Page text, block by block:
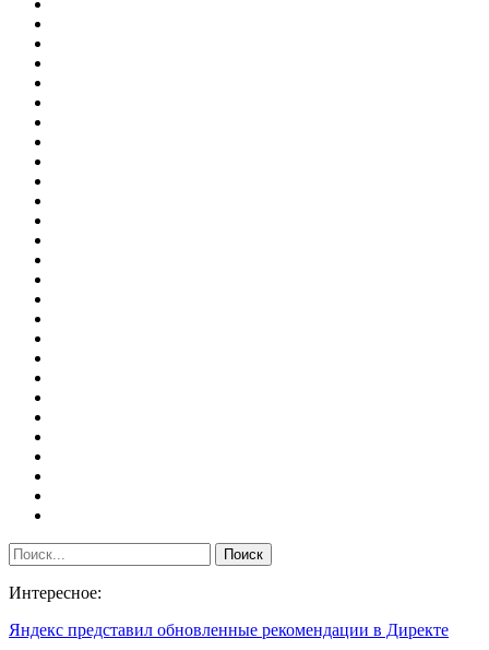
Интересное:
Яндекс представил обновленные рекомендации в Директе